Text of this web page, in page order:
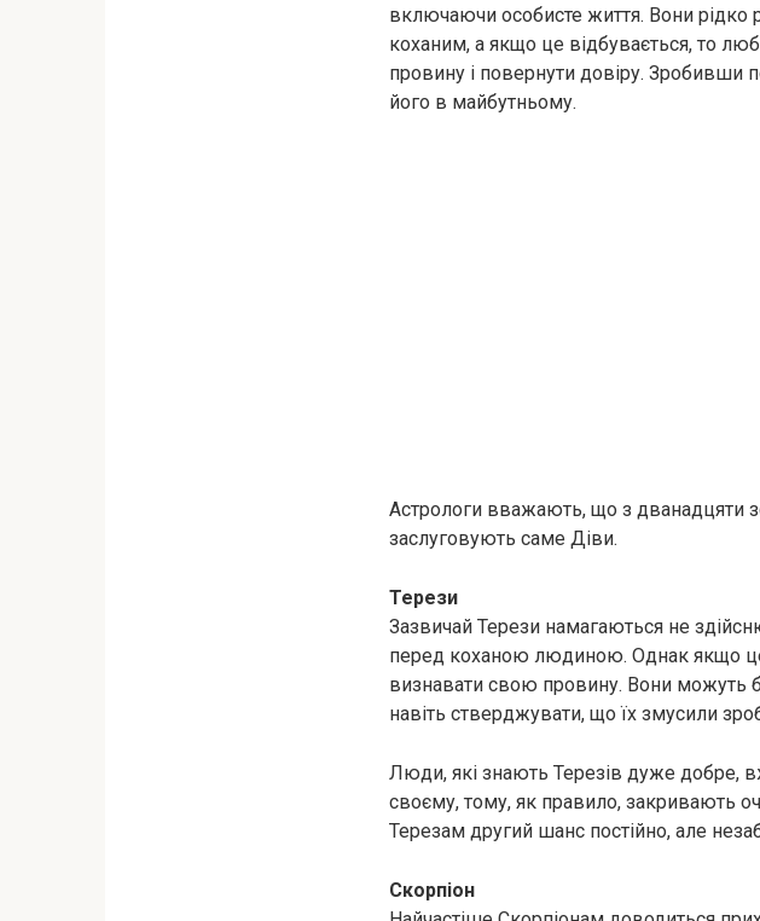
включаючи особисте життя. Вони рідко
коханим, а якщо це відбувається, то
провину і повернути довіру. Зробивши
його в майбутньому.
Астрологи вважають, що з дванадцяти
заслуговують саме Діви.
Терези
Зазвичай Терези намагаються не
перед коханою людиною. Однак якщо
визнавати свою провину. Вони можуть
навіть стверджувати, що їх змусили
Люди, які знають Терезів дуже добре,
своєму, тому, як правило, закривають
Терезам другий шанс постійно, але
Скорпіон